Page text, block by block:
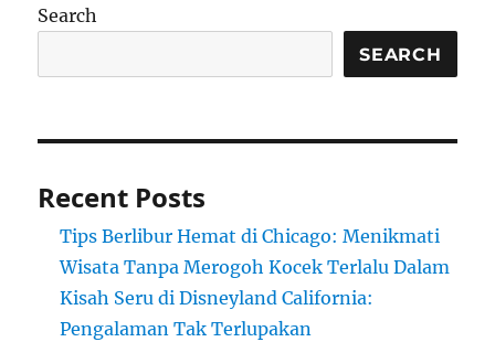
Search
SEARCH
Recent Posts
Tips Berlibur Hemat di Chicago: Menikmati
Wisata Tanpa Merogoh Kocek Terlalu Dalam
Kisah Seru di Disneyland California:
Pengalaman Tak Terlupakan